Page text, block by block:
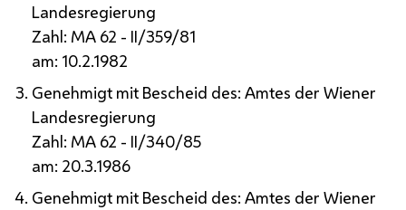
Landesregierung
Zahl: MA 62 - II/359/81
am: 10.2.1982
Genehmigt mit Bescheid des: Amtes der Wiener
Landesregierung
Zahl: MA 62 - II/340/85
am: 20.3.1986
Genehmigt mit Bescheid des: Amtes der Wiener